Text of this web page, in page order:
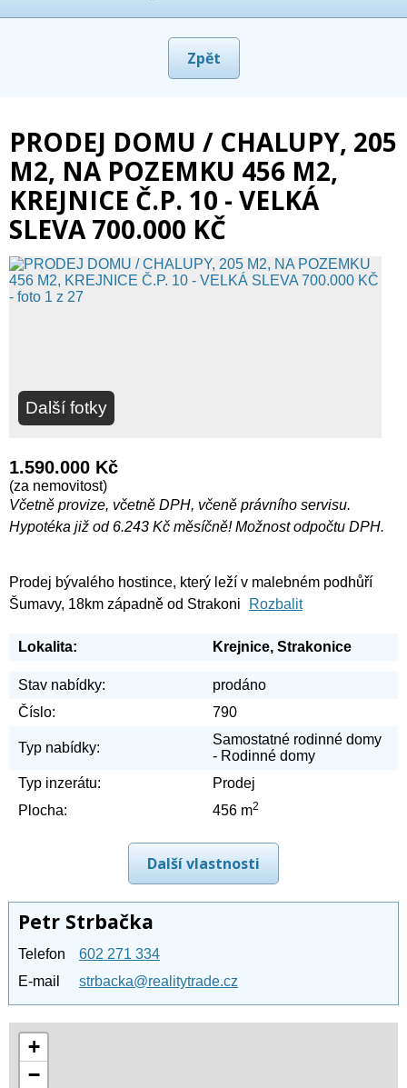
Zpět
PRODEJ DOMU / CHALUPY, 205
M2, NA POZEMKU 456 M2,
KREJNICE Č.P. 10 - VELKÁ
SLEVA 700.000 KČ
Další fotky
1.590.000 Kč
(za nemovitost)
Včetně provize, včetně DPH, včeně právního servisu.
Hypotéka již od 6.243 Kč měsíčně! Možnost odpočtu DPH.
Prodej bývalého hostince, který leží v malebném podhůří
Šumavy, 18km západně od Strakoni
Rozbalit
Lokalita: Krejnice, Strakonice
Stav nabídky:
prodáno
Číslo:
790
Typ nabídky:
Samostatné rodinné domy
- Rodinné domy
Typ inzerátu:
Prodej
Plocha:
456 m2
Další vlastnosti
Petr Strbačka
Telefon
602 271 334
E-mail
strbacka@realitytrade.cz
+
−